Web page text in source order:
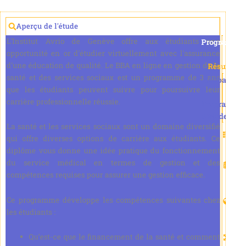
Aperçu de l'étude
L'Institut Avrio de Genève offre aux étudiants une
opportunité en or d'étudier virtuellement avec l'assurance
d'une éducation de qualité. Le BBA en ligne en gestion de la
santé et des services sociaux est un programme de 3 ans
que les étudiants peuvent suivre pour poursuivre leur
carrière professionnelle réussie.
La santé et les services sociaux sont un domaine diversifié
qui offre diverses options de carrière aux étudiants. Ce
diplôme vous donne une idée pratique du fonctionnement
du service médical en termes de gestion et des
compétences requises pour assurer une gestion efficace.
Ce programme développe les compétences suivantes chez
les étudiants :
Qu’est-ce que le financement de la santé et comment